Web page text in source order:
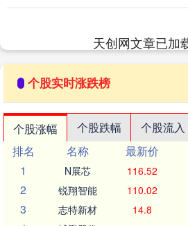
天创网文章已加
个股实时涨跌榜
个股涨幅 个股跌幅 个股流入
排名
名称 最新价
1
N展芯 116.52
2 锐翔智能 110.02
3 志特新材 14.8